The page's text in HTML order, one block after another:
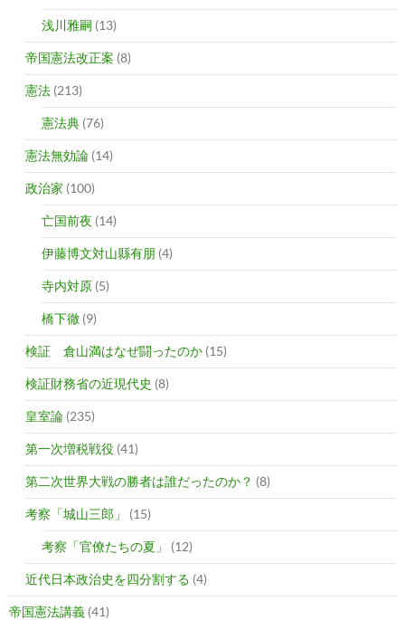
浅川雅嗣 (13)
帝国憲法改正案 (8)
憲法 (213)
憲法典 (76)
憲法無効論 (14)
政治家 (100)
亡国前夜 (14)
伊藤博文対山縣有朋 (4)
寺内対原 (5)
橋下徹 (9)
検証 倉山満はなぜ闘ったのか (15)
検証財務省の近現代史 (8)
皇室論 (235)
第一次増税戦役 (41)
第二次世界大戦の勝者は誰だったのか？ (8)
考察「城山三郎」 (15)
考察「官僚たちの夏」 (12)
近代日本政治史を四分割する (4)
帝国憲法講義 (41)